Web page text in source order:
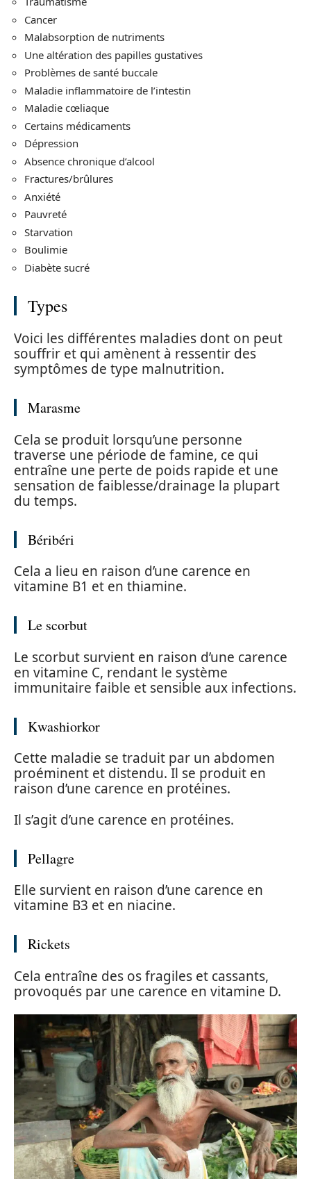
Cancer
Malabsorption de nutriments
Une altération des papilles gustatives
Problèmes de santé buccale
Maladie inflammatoire de l’intestin
Maladie cœliaque
Certains médicaments
Dépression
Absence chronique d’alcool
Fractures/brûlures
Anxiété
Pauvreté
Starvation
Boulimie
Diabète sucré
Types
Voici les différentes maladies dont on peut
souffrir et qui amènent à ressentir des
symptômes de type malnutrition.
Marasme
Cela se produit lorsqu’une personne
traverse une période de famine, ce qui
entraîne une perte de poids rapide et une
sensation de faiblesse/drainage la plupart
du temps.
Béribéri
Cela a lieu en raison d’une carence en
vitamine B1 et en thiamine.
Le scorbut
Le scorbut survient en raison d’une carence
en vitamine C, rendant le système
immunitaire faible et sensible aux infections.
Kwashiorkor
Cette maladie se traduit par un abdomen
proéminent et distendu. Il se produit en
raison d’une carence en protéines.
Il s’agit d’une carence en protéines.
Pellagre
Elle survient en raison d’une carence en
vitamine B3 et en niacine.
Rickets
Cela entraîne des os fragiles et cassants,
provoqués par une carence en vitamine D.